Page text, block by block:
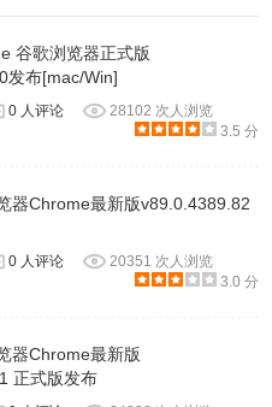
新功能版 网盘：
谷歌浏览器正式版
发布[mac/Win]
0 人评论
28102 次人浏览
3.5 分
器Chrome最新版v89.0.4389.82
0 人评论
20351 次人浏览
3.0 分
器Chrome最新版
正式版发布